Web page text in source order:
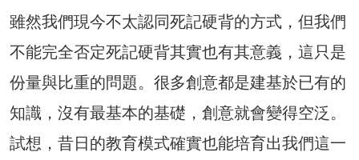
雖然我們現今不太認同死記硬背的方式，但我們
不能完全否定死記硬背其實也有其意義，這只是
份量與比重的問題。很多創意都是建基於已有的
知識，沒有最基本的基礎，創意就會變得空泛。
試想，昔日的教育模式確實也能培育出我們這一